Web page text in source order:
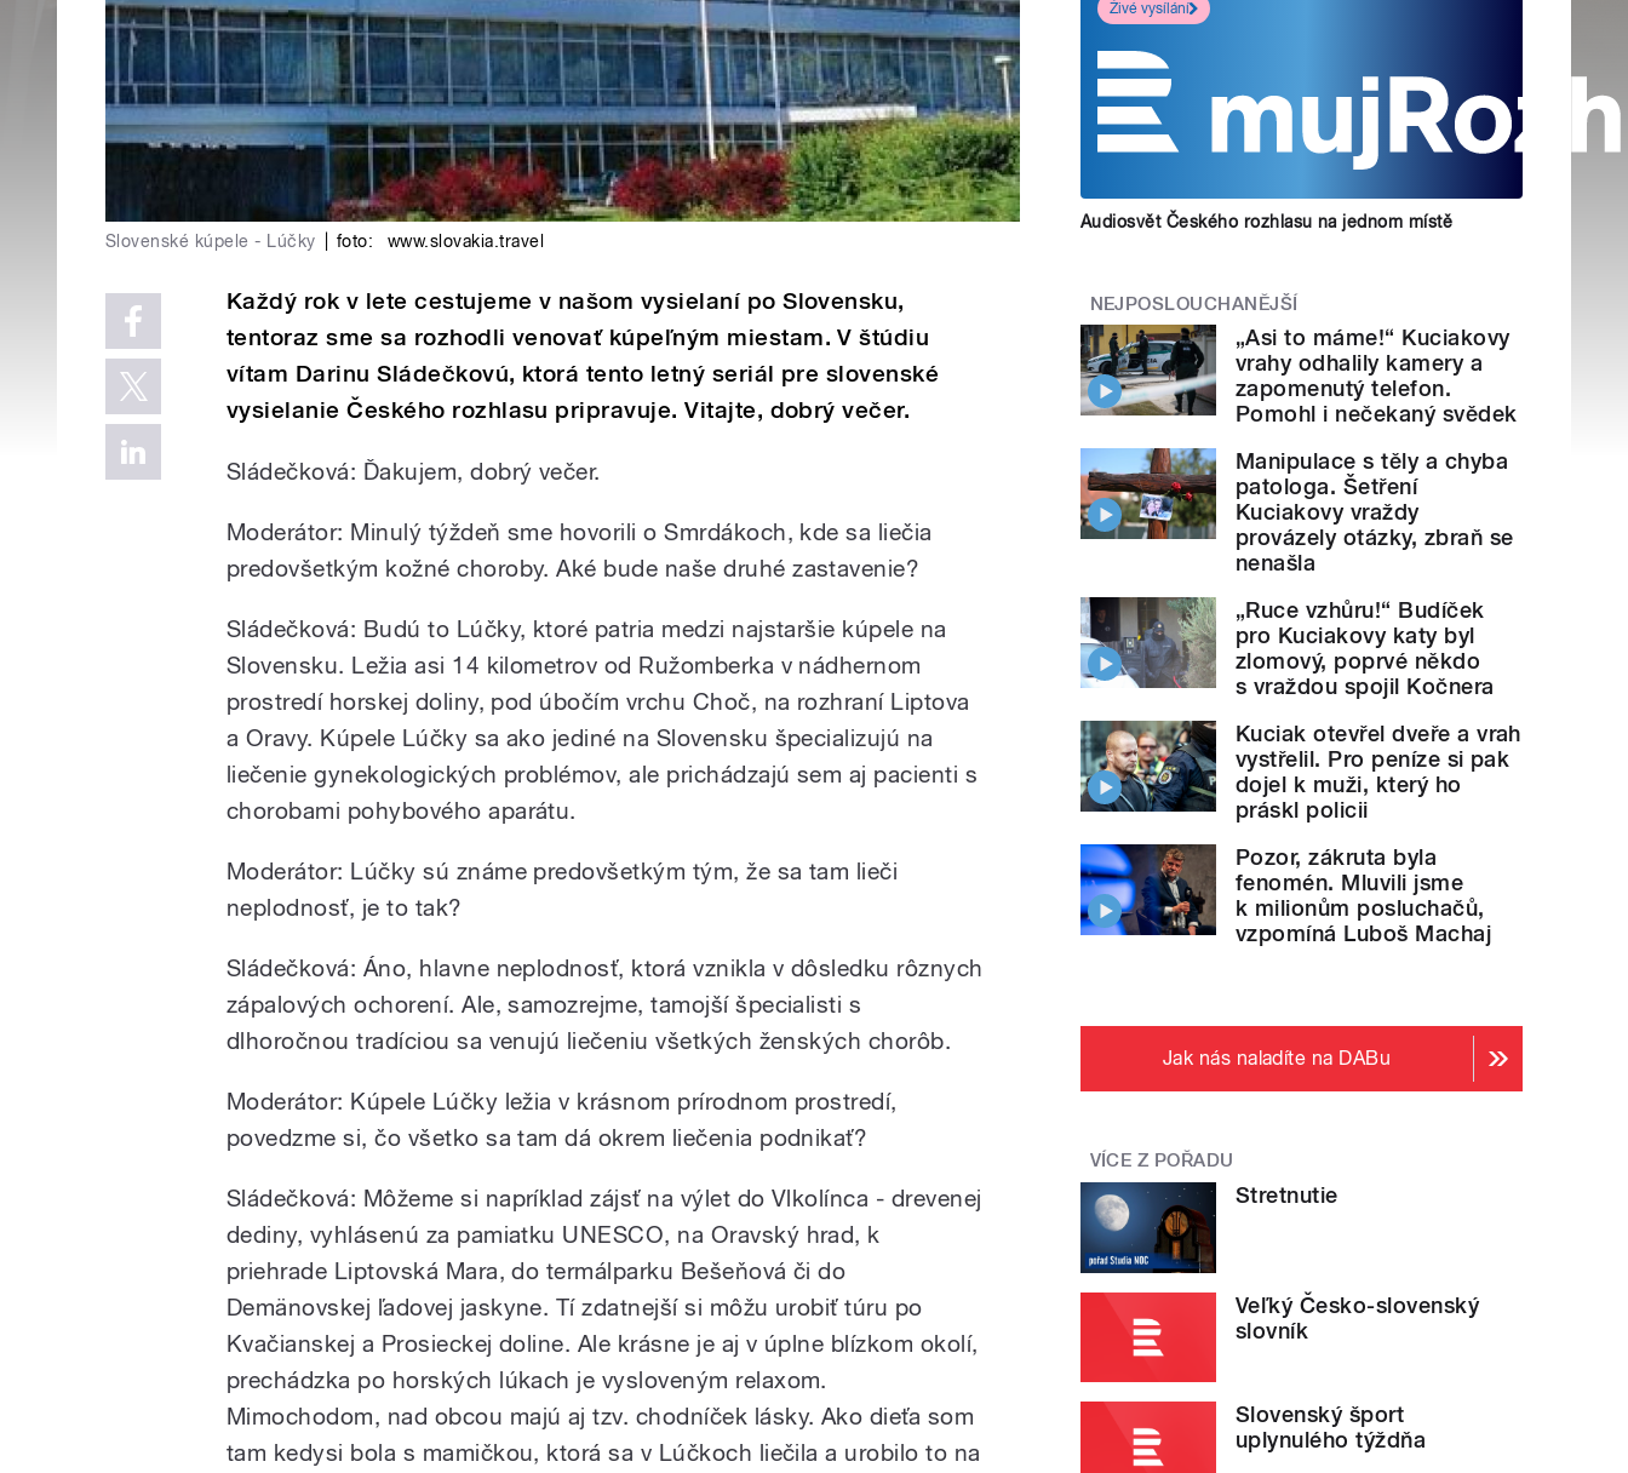
Slovenské kúpele - Lúčky foto: www.slovakia.travel
Každý rok v lete cestujeme v našom vysielaní po Slovensku,
tentoraz sme sa rozhodli venovať kúpeľným miestam. V štúdiu
vítam Darinu Sládečkovú, ktorá tento letný seriál pre slovenské
vysielanie Českého rozhlasu pripravuje. Vitajte, dobrý večer.
Sládečková: Ďakujem, dobrý večer.
Moderátor: Minulý týždeň sme hovorili o Smrdákoch, kde sa liečia
predovšetkým kožné choroby. Aké bude naše druhé zastavenie?
Sládečková: Budú to Lúčky, ktoré patria medzi najstaršie kúpele na
Slovensku. Ležia asi 14 kilometrov od Ružomberka v nádhernom
prostredí horskej doliny, pod úbočím vrchu Choč, na rozhraní Liptova
a Oravy. Kúpele Lúčky sa ako jediné na Slovensku špecializujú na
liečenie gynekologických problémov, ale prichádzajú sem aj pacienti s
chorobami pohybového aparátu.
Moderátor: Lúčky sú známe predovšetkým tým, že sa tam lieči
neplodnosť, je to tak?
Sládečková: Áno, hlavne neplodnosť, ktorá vznikla v dôsledku rôznych
zápalových ochorení. Ale, samozrejme, tamojší špecialisti s
dlhoročnou tradíciou sa venujú liečeniu všetkých ženských chorôb.
Moderátor: Kúpele Lúčky ležia v krásnom prírodnom prostredí,
povedzme si, čo všetko sa tam dá okrem liečenia podnikať?
Sládečková: Môžeme si napríklad zájsť na výlet do Vlkolínca - drevenej
dediny, vyhlásenú za pamiatku UNESCO, na Oravský hrad, k
priehrade Liptovská Mara, do termálparku Bešeňová či do
Demänovskej ľadovej jaskyne. Tí zdatnejší si môžu urobiť túru po
Kvačianskej a Prosieckej doline. Ale krásne je aj v úplne blízkom okolí,
prechádzka po horských lúkach je vysloveným relaxom.
Mimochodom, nad obcou majú aj tzv. chodníček lásky. Ako dieťa som
tam kedysi bola s mamičkou, ktorá sa v Lúčkoch liečila a urobilo to na
Živé vysílání
Audiosvět Českého rozhlasu na jednom místě
NEJPOSLOUCHANĚJŠÍ
„Asi to máme!“ Kuciakovy
vrahy odhalily kamery a
zapomenutý telefon.
Pomohl i nečekaný svědek
Manipulace s těly a chyba
patologa. Šetření
Kuciakovy vraždy
provázely otázky, zbraň se
nenašla
„Ruce vzhůru!“ Budíček
pro Kuciakovy katy byl
zlomový, poprvé někdo
s vraždou spojil Kočnera
Kuciak otevřel dveře a vrah
vystřelil. Pro peníze si pak
dojel k muži, který ho
práskl policii
Pozor, zákruta byla
fenomén. Mluvili jsme
k milionům posluchačů,
vzpomíná Luboš Machaj
Jak nás naladíte na DABu
VÍCE Z POŘADU
Stretnutie
Veľký Česko-slovenský
slovník
Slovenský šport
uplynulého týždňa